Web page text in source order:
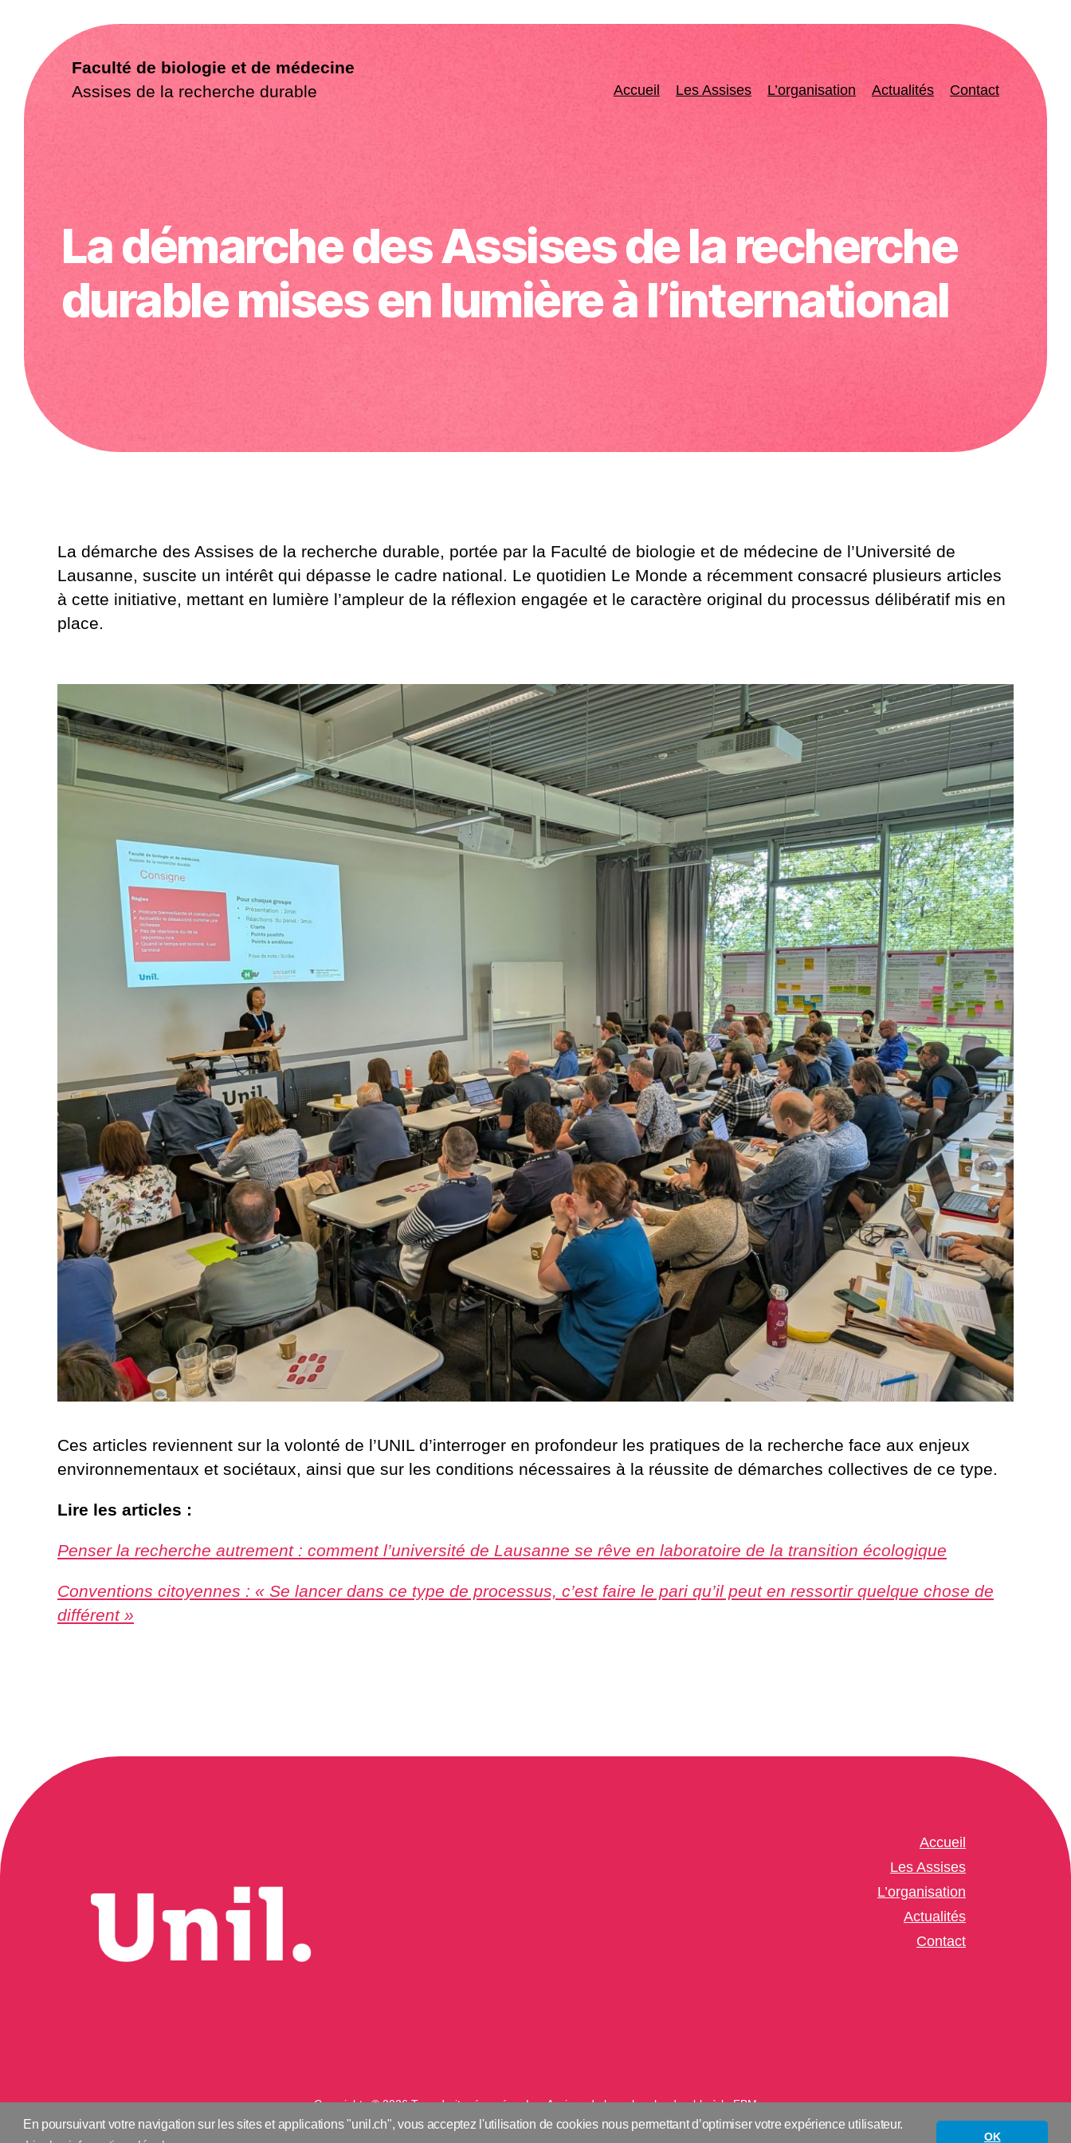
En poursuivant votre navigation sur les sites et applications "unil.ch", vous acceptez l'utilisation de cookies nous permettant d’optimiser votre expérience utilisateur.
OK
Faculté de biologie et de médecine
Assises de la recherche durable
Accueil Les Assises L’organisation Actualités Contact
La démarche des Assises de la recherche
durable mises en lumière à l’international
La démarche des Assises de la recherche durable, portée par la Faculté de biologie et de médecine de l’Université de
Lausanne, suscite un intérêt qui dépasse le cadre national. Le quotidien Le Monde a récemment consacré plusieurs articles
à cette initiative, mettant en lumière l’ampleur de la réflexion engagée et le caractère original du processus délibératif mis en
place.
Ces articles reviennent sur la volonté de l’UNIL d’interroger en profondeur les pratiques de la recherche face aux enjeux
environnementaux et sociétaux, ainsi que sur les conditions nécessaires à la réussite de démarches collectives de ce type.
Lire les articles :
Penser la recherche autrement : comment l’université de Lausanne se rêve en laboratoire de la transition écologique
Conventions citoyennes : « Se lancer dans ce type de processus, c’est faire le pari qu’il peut en ressortir quelque chose de
différent »
Accueil
Les Assises
L’organisation
Actualités
Contact
Copyrights © 2026 Tous droits réservés – Les Assises de la recherche durable à la FBM